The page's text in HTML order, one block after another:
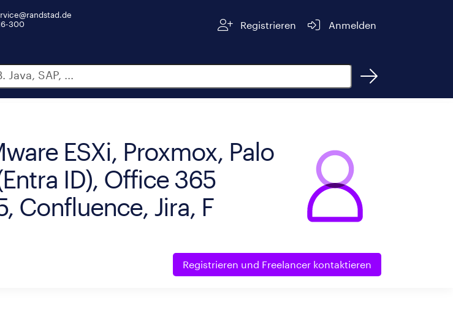
300
Registrieren Anmelden
ESXi, Proxmox, Palo
ID), Office 365
Confluence, Jira, F
Registrieren und Freelancer kontaktieren